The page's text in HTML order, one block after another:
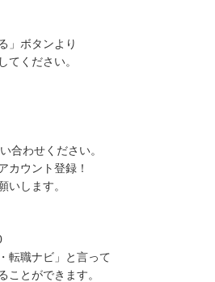
」ボタンより
てください。
合わせください。
カウント登録！
いします。
転職ナビ」と言って
ことができます。